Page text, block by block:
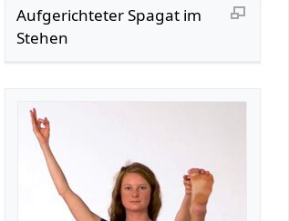
Aufgerichteter Spagat im
Stehen